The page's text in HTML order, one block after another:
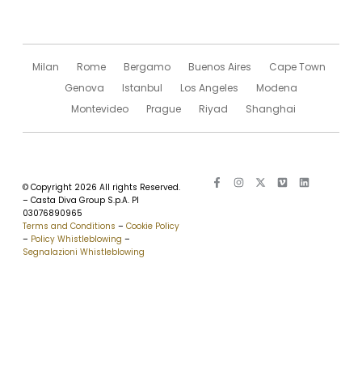
Milan Rome Bergamo Buenos Aires
Cape Town
Genova
Istanbul Los Angeles
Modena
Montevideo
Prague Riyad Shanghai
© Copyright 2026 All rights Reserved.
– Casta Diva Group S.p.A. PI
03076890965
Terms and Conditions – Cookie Policy
– Policy Whistleblowing –
Segnalazioni Whistleblowing